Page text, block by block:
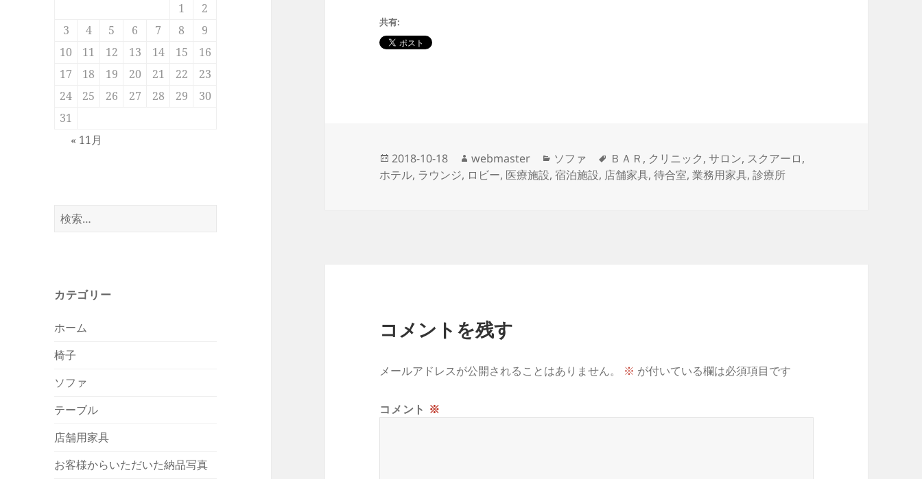
1
2
3
4 5 6 7 8
9
10
11 12 13 14 15
16
17
18 19 20 21 22
23
24
25 26 27 28 29
30
31
« 11月
検
索:
カテゴリー
ホーム
椅子
ソファ
テーブル
店舗用家具
お客様からいただいた納品写真
共有:
投
稿
2018-10-18
作
成
webmaster
カ
テ
ソファ
タ
グ
ＢＡＲ , クリニック,サロン, スクアーロ,
ホテル, ラウンジ, ロビー, 医療施設,宿泊施設, 店舗家具,待合室,業務用家具,診療所
コメントを残す
メールアドレスが公開されることはありません。 ※ が付いている欄は必須項目です
コメント ※